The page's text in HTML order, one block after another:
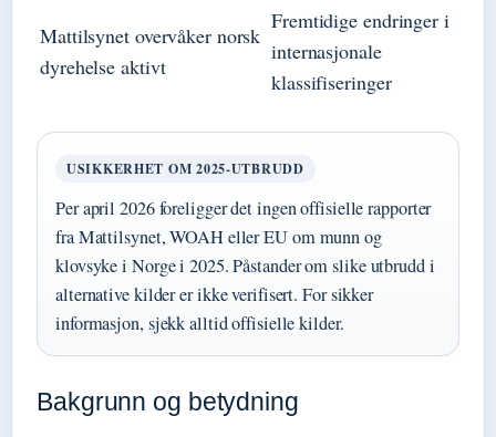
Mattilsynet overvåker norsk
dyrehelse aktivt
Fremtidige endringer i
internasjonale
klassifiseringer
USIKKERHET OM 2025-UTBRUDD
Per april 2026 foreligger det ingen offisielle rapporter
fra Mattilsynet, WOAH eller EU om munn og
klovsyke i Norge i 2025. Påstander om slike utbrudd i
alternative kilder er ikke verifisert. For sikker
informasjon, sjekk alltid offisielle kilder.
Bakgrunn og betydning